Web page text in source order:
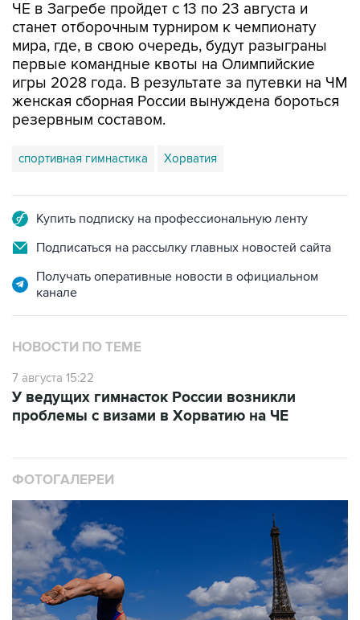
мира, где, в свою очередь, будут разыграны
первые командные квоты на Олимпийские
игры 2028 года. В результате за путевки на ЧМ
женская сборная России вынуждена бороться
резервным составом.
спортивная гимнастика Хорватия
Подписаться на рассылку главных новостей сайта
Получать оперативные новости в официальном
канале
НОВОСТИ ПО ТЕМЕ
7 августа 15:22
проблемы с визами в Хорватию на ЧЕ